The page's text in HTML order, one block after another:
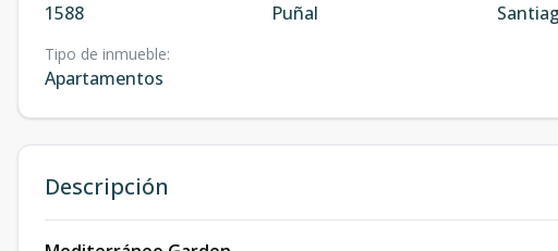
1588 Puñal
Tipo de inmueble:
Apartamentos
Descripción